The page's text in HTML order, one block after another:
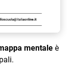
mentale è